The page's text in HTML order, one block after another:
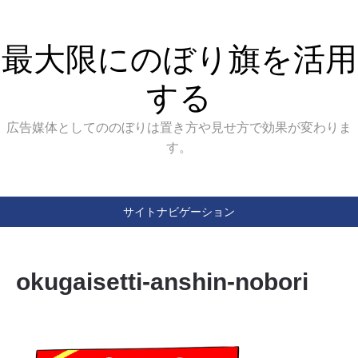
最大限にのぼり旗を活用
する
広告媒体としてののぼりは置き方や見せ方で効果が変わりま
す。
サイトナビゲーション
okugaisetti-anshin-nobori